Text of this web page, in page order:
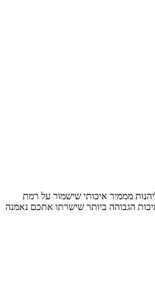
מממיר איכותי שישמור על רמת
הגבוהה ביותר שישרתו אתכם נאמנה